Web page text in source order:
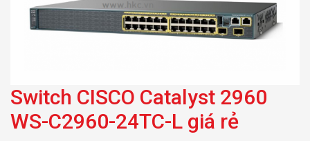
Switch CISCO Catalyst 2960
WS-C2960-24TC-L giá rẻ